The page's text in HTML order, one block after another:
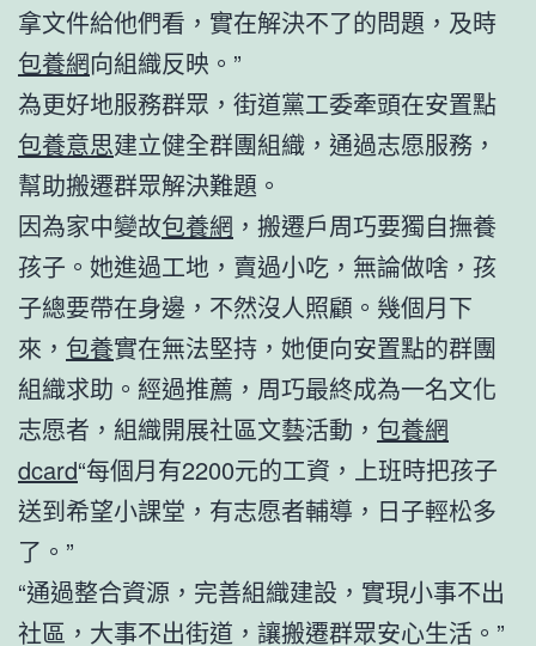
拿文件給他們看，實在解決不了的問題，及時
包養網向組織反映。”
為更好地服務群眾，街道黨工委牽頭在安置點
包養意思建立健全群團組織，通過志愿服務，
幫助搬遷群眾解決難題。
因為家中變故包養網 ，搬遷戶周巧要獨自撫養
孩子。她進過工地，賣過小吃，無論做啥，孩
子總要帶在身邊，不然沒人照顧。幾個月下
來， 包養實在無法堅持，她便向安置點的群團
組織求助。經過推薦，周巧最終成為一名文化
志愿者，組織開展社區文藝活動， 包養網
dcard“每個月有2200元的工資，上班時把孩子
送到希望小課堂，有志愿者輔導，日子輕松多
了。”
“通過整合資源，完善組織建設，實現小事不出
社區，大事不出街道，讓搬遷群眾安心生活。”